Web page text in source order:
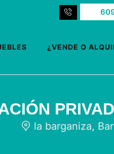
¿VENDE O
la barganiza,